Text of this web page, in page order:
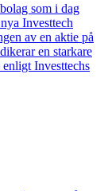
som i dag
Investtech
av en aktie på
en starkare
Investtechs